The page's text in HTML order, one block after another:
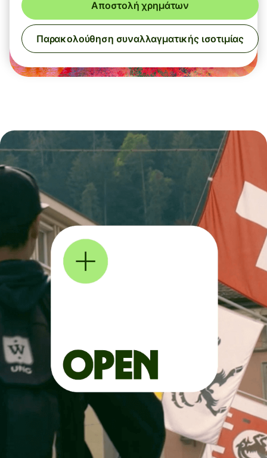
Αποστολή χρημάτων
Παρακολούθηση συναλλαγματικής ισοτιμίας